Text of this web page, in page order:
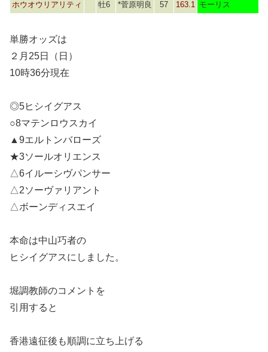
ホウオウリアリティ
牡6 *菅原明良 57 163.1 モーリス
単勝オッズは
２月25日（日）
10時36分現在
◎5ヒシイグアス
○8マテンロウスカイ
▲9エルトンバローズ
★3ソールオリエンス
△6イルーシヴパンサー
△2ソーヴァリアント
△ボーンディスエイ
本命は中山巧者の
ヒシイグアスにしました。
堀調教師のコメントを
引用すると
香港遠征後も順調に立ち上げる